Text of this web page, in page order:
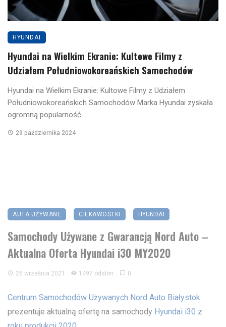
HYUNDAI
Hyundai na Wielkim Ekranie: Kultowe Filmy z
Udziałem Południowokoreańskich Samochodów
Hyundai na Wielkim Ekranie: Kultowe Filmy z Udziałem
Południowokoreańskich Samochodów Marka Hyundai zyskała
ogromną popularność ...
29 października 2024
AUTA UŻYWANE CIEKAWOSTKI HYUNDAI
Samochody Używane z Gwarancją Nord Auto –
Aktualna Oferta Hyundai i30 MY2020
26 września 2021 1497 odsłon 0
Centrum Samochodów Używanych Nord Auto Białystok
prezentuje aktualną ofertę na samochody Hyundai i30 z